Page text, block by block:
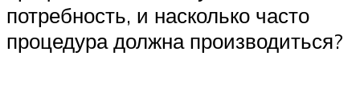
потребность, и насколько часто
процедура должна производиться?